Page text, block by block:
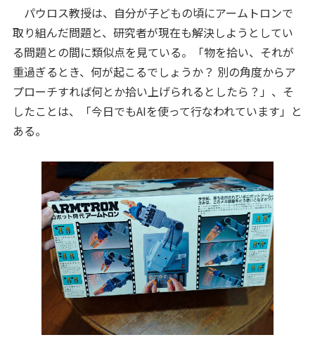
パウロス教授は、自分が子どもの頃にアームトロンで
取り組んだ問題と、研究者が現在も解決しようとしてい
る問題との間に類似点を見ている。「物を拾い、それが
重過ぎるとき、何が起こるでしょうか？ 別の角度からア
プローチすれば何とか拾い上げられるとしたら？」、そ
したことは、「今日でもAIを使って行なわれています」と
ある。